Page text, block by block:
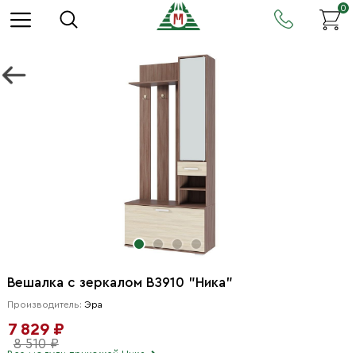
0
Вешалка с зеркалом ВЗ910 "Ника"
Производитель: Эра
7 829 ₽
8 510 ₽